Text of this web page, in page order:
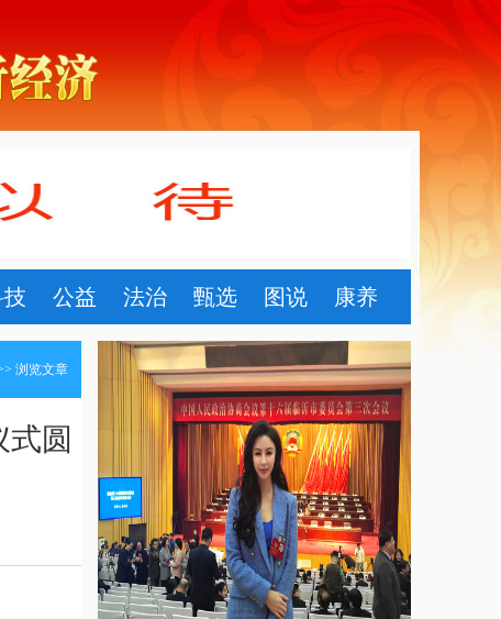
公益 法治 甄选 图说 康养
浏览文章
圆